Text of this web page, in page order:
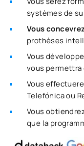
systèmes de
Vous
prothèses
Vous
vous permettra
Vous
Telefónica ou
Vous
que la